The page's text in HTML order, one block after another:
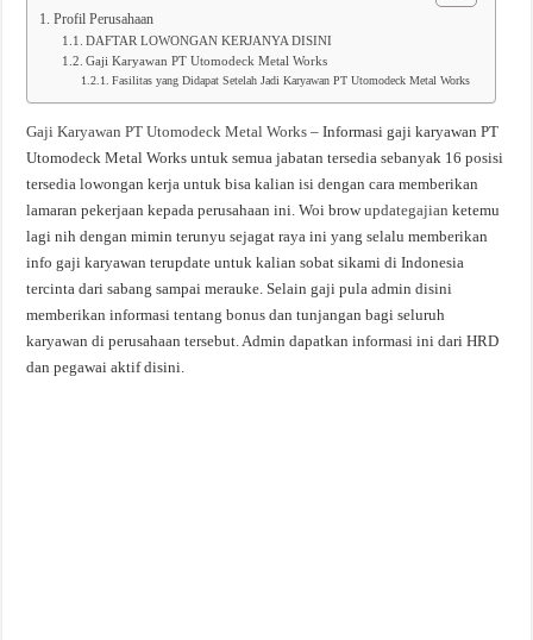
Profil Perusahaan
DAFTAR LOWONGAN KERJANYA DISINI
Gaji Karyawan PT Utomodeck Metal Works
Fasilitas yang Didapat Setelah Jadi Karyawan PT Utomodeck Metal Works
Gaji Karyawan PT Utomodeck Metal Works – Informasi gaji karyawan PT
Utomodeck Metal Works untuk semua jabatan tersedia sebanyak 16 posisi
tersedia lowongan kerja untuk bisa kalian isi dengan cara memberikan
lamaran pekerjaan kepada perusahaan ini. Woi browupdategajian ketemu
lagi nih dengan mimin terunyu sejagat raya ini yang selalu memberikan
info gaji karyawan terupdate untuk kalian sobat sikami di Indonesia
tercinta dari sabang sampai merauke. Selain gaji pula admin disini
memberikan informasi tentang bonus dan tunjangan bagi seluruh
karyawan di perusahaan tersebut. Admin dapatkan informasi ini dari HRD
dan pegawai aktif disini.